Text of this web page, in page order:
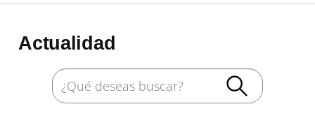
Actualidad